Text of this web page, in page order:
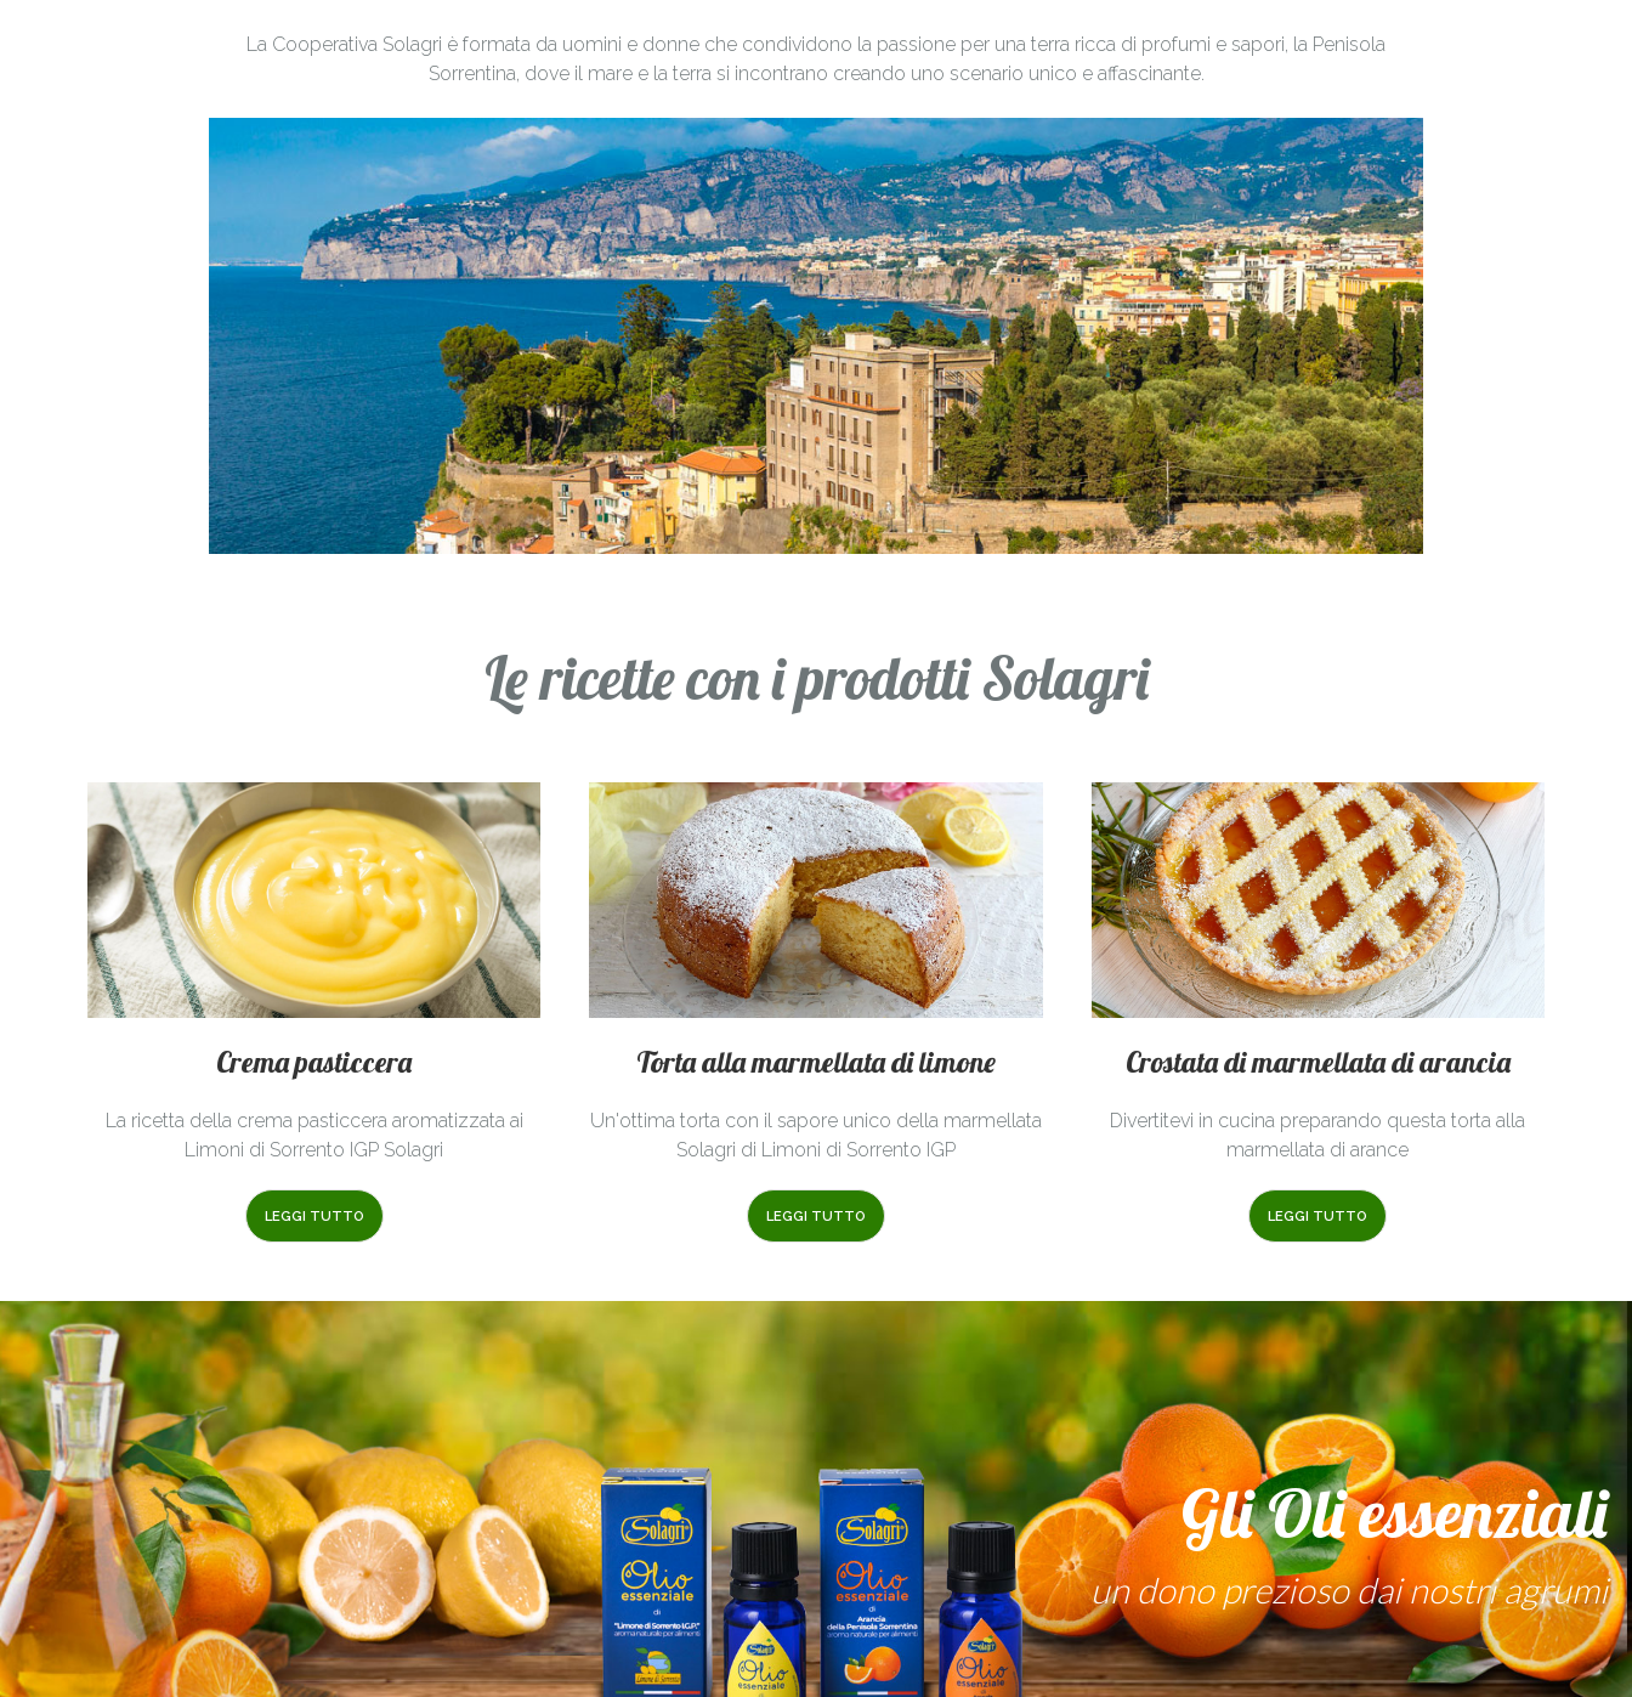
La Cooperativa Solagri è formata da uomini e donne che condividono la passione per una terra ricca di profumi e sapori, la Penisola
Sorrentina, dove il mare e la terra si incontrano creando uno scenario unico e affascinante.
Le ricette con i prodotti Solagri
Crema pasticcera
La ricetta della crema pasticcera aromatizzata ai
Limoni di Sorrento IGP Solagri
LEGGI TUTTO
Torta alla marmellata di limone
Un'ottima torta con il sapore unico della marmellata
Solagri di Limoni di Sorrento IGP
LEGGI TUTTO
Crostata di marmellata di arancia
Divertitevi in cucina preparando questa torta alla
marmellata di arance
LEGGI TUTTO
Gli Oli essenziali
un dono prezioso dai nostri agrumi